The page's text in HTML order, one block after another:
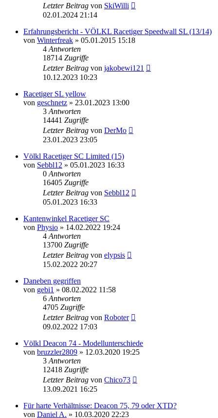
Letzter Beitrag von SkiWilli
02.01.2024 21:14
Erfahrungsbericht - VÖLKL Racetiger Speedwall SL (13/14)
von Winterfreak » 05.01.2015 15:18
4 Antworten
18714 Zugriffe
Letzter Beitrag von jakobewi121
10.12.2023 10:23
Racetiger SL yellow
von geschnetz » 23.01.2023 13:00
3 Antworten
14441 Zugriffe
Letzter Beitrag von DerMo
23.01.2023 23:05
Völkl Racetiger SC Limited (15)
von Sebbl12 » 05.01.2023 16:33
0 Antworten
16405 Zugriffe
Letzter Beitrag von Sebbl12
05.01.2023 16:33
Kantenwinkel Racetiger SC
von Physio » 14.02.2022 19:24
4 Antworten
13700 Zugriffe
Letzter Beitrag von elypsis
15.02.2022 20:27
Daneben gegriffen
von gebi1 » 08.02.2022 11:58
6 Antworten
4705 Zugriffe
Letzter Beitrag von Roboter
09.02.2022 17:03
Völkl Deacon 74 - Modellunterschiede
von bruzzler2809 » 12.03.2020 19:25
3 Antworten
12418 Zugriffe
Letzter Beitrag von Chico73
13.09.2021 16:25
Für harte Verhältnisse: Deacon 75, 79 oder XTD?
von Daniel A. » 10.03.2020 22:23